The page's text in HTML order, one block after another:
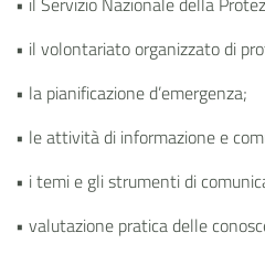
• il volontariato organizzato di
• la pianificazione d’emergenza;
• le attività di informazione e
• i temi e gli strumenti di
• valutazione pratica delle